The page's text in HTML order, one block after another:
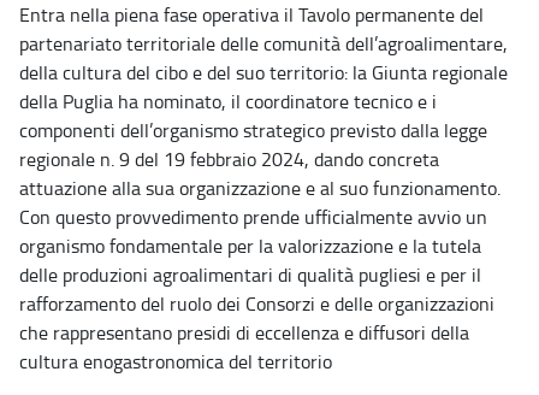
Entra nella piena fase operativa il Tavolo permanente del
partenariato territoriale delle comunità dell’agroalimentare,
della cultura del cibo e del suo territorio: la Giunta regionale
della Puglia ha nominato, il coordinatore tecnico e i
componenti dell’organismo strategico previsto dalla legge
regionale n. 9 del 19 febbraio 2024, dando concreta
attuazione alla sua organizzazione e al suo funzionamento.
Con questo provvedimento prende ufficialmente avvio un
organismo fondamentale per la valorizzazione e la tutela
delle produzioni agroalimentari di qualità pugliesi e per il
rafforzamento del ruolo dei Consorzi e delle organizzazioni
che rappresentano presidi di eccellenza e diffusori della
cultura enogastronomica del territorio